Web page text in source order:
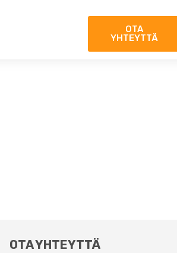
OTA
YHTEYTTÄ
OTA YHTEYTTÄ